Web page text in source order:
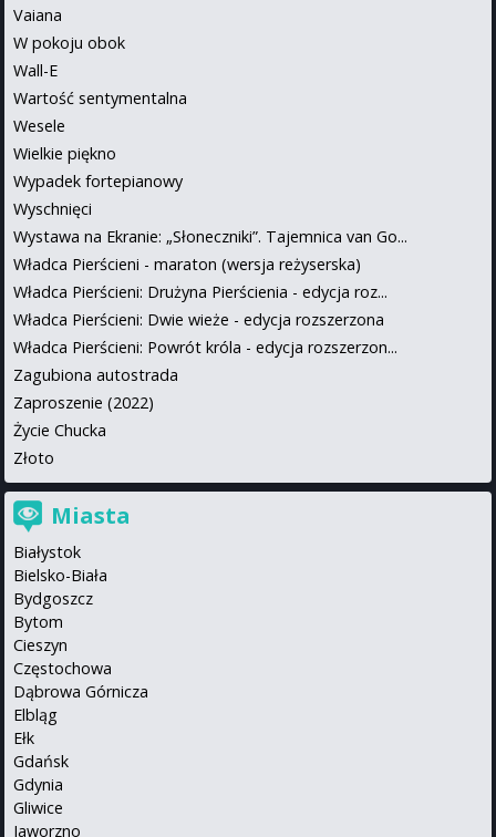
Vaiana
W pokoju obok
Wall-E
Wartość sentymentalna
Wesele
Wielkie piękno
Wypadek fortepianowy
Wyschnięci
Wystawa na Ekranie: „Słoneczniki”. Tajemnica van Go...
Władca Pierścieni - maraton (wersja reżyserska)
Władca Pierścieni: Drużyna Pierścienia - edycja roz...
Władca Pierścieni: Dwie wieże - edycja rozszerzona
Władca Pierścieni: Powrót króla - edycja rozszerzon...
Zagubiona autostrada
Zaproszenie (2022)
Życie Chucka
Złoto
Miasta
Białystok
Bielsko-Biała
Bydgoszcz
Bytom
Cieszyn
Częstochowa
Dąbrowa Górnicza
Elbląg
Ełk
Gdańsk
Gdynia
Gliwice
Jaworzno